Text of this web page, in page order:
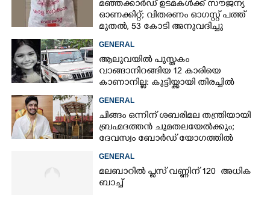
മഞ്ഞക്കാർഡ് ഉടമകൾക്ക് സൗജന്യ
ഓണക്കിറ്റ്; വിതരണം ഓഗസ്റ്റ് പത്ത്
മുതൽ, 53 കോടി അനുവദിച്ചു
GENERAL
ആലുവയിൽ പുസ്തകം
വാങ്ങാനിറങ്ങിയ 12 കാരിയെ
കാണാനില്ല: കുട്ടിയ്ക്കായി തിരച്ചിൽ
GENERAL
ചിങ്ങം ഒന്നിന് ശബരിമല തന്ത്രിയായി
ബ്രഹ്മദത്തൻ ചുമതലയേൽക്കും;
ദേവസ്വം ബോർഡ് യോഗത്തിൽ
തീരുമാനം
GENERAL
മലബാറിൽ പ്ലസ് വണ്ണിന് 120 അധിക
ബാച്ച്